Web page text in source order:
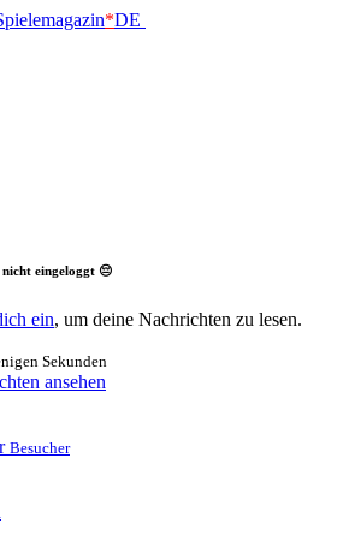
*DE
eingeloggt 😔
ein, um deine Nachrichten zu lesen.
Sekunden
ansehen
Besucher